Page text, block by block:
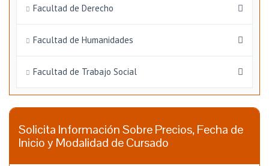
Facultad de Derecho
Facultad de Humanidades
Facultad de Trabajo Social
Solicita Información Sobre Precios, Fecha de
Inicio y Modalidad de Cursado